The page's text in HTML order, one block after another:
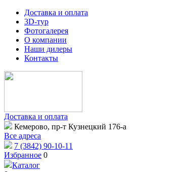
Доставка и оплата
3D-тур
Фотогалерея
О компании
Наши дилеры
Контакты
Доставка и оплата
Кемерово, пр-т Кузнецкий 176-а
Все адреса
7 (3842) 90-10-11
Избранное 0
Каталог